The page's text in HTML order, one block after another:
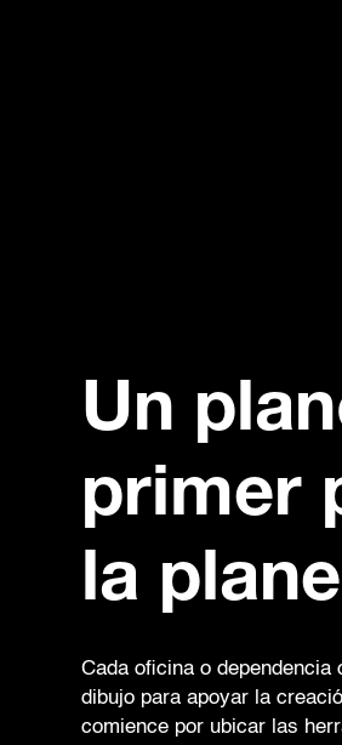
Un
primer
la
Cada oficina o
dibujo para apoyar la
comience por ubicar las